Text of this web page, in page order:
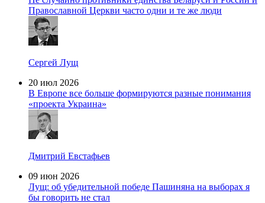
Православной Церкви часто одни и те же люди
Сергей Лущ
20 июл 2026
В Европе все больше формируются разные понимания
«проекта Украина»
Дмитрий Евстафьев
09 июн 2026
Лущ: об убедительной победе Пашиняна на выборах я
бы говорить не стал